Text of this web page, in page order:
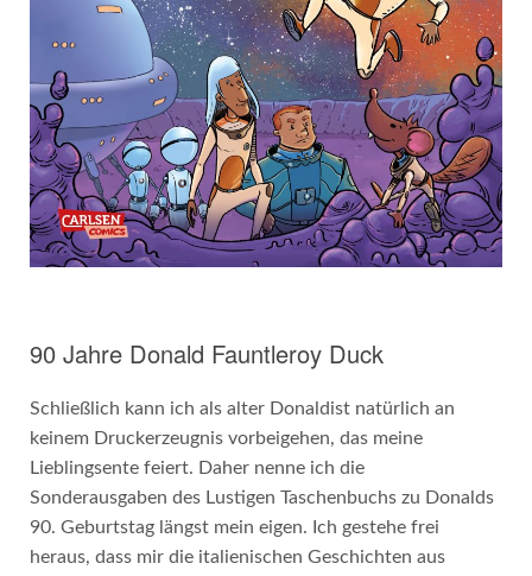
90 Jahre Donald Fauntleroy Duck
Schließlich kann ich als alter Donaldist natürlich an
keinem Druckerzeugnis vorbeigehen, das meine
Lieblingsente feiert. Daher nenne ich die
Sonderausgaben des Lustigen Taschenbuchs zu Donalds
90. Geburtstag längst mein eigen. Ich gestehe frei
heraus, dass mir die italienischen Geschichten aus